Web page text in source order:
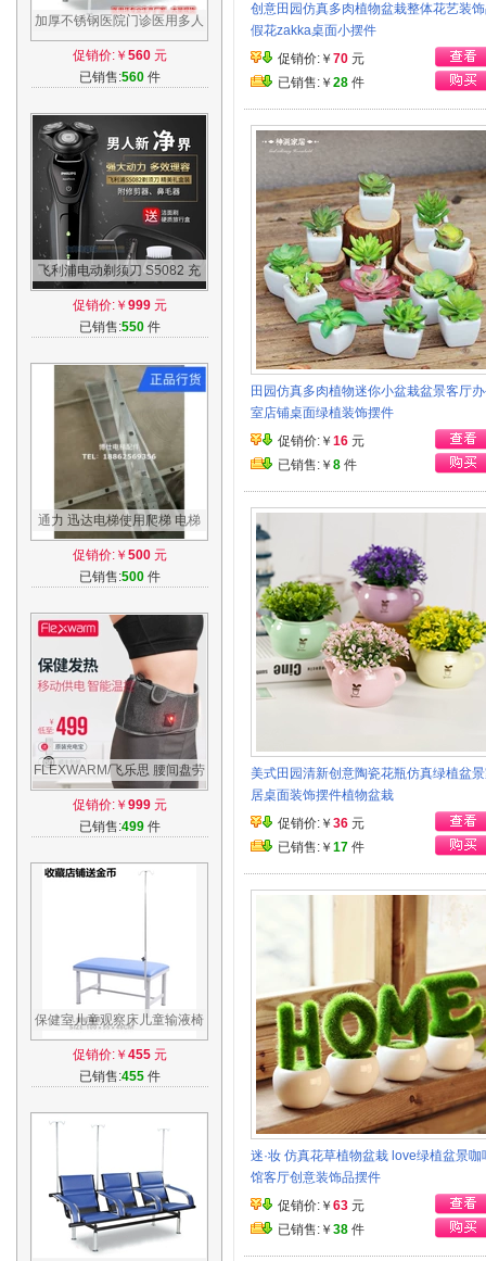
加厚不锈钢医院门诊医用多人
位三人位候诊椅输液椅点滴椅
静点椅
促销价:￥ 560元
已销售:560件
飞利浦电动剃须刀 S5082 充
电式全身水洗男士刮胡刀
S5000含鼻毛器
促销价:￥ 999元
已销售:550件
通力 迅达电梯使用爬梯 电梯
爬梯 电梯配件 井道爬梯 铝合
金爬梯
促销价:￥ 500元
已销售:500件
FLEXWARM/飞乐思 腰间盘劳
损突出 腰疼发热腰带女男 护
腰带保暖
促销价:￥ 999元
已销售:499件
保健室儿童观察床儿童输液椅
点滴椅 吊水椅可当诊查床输液
床
促销价:￥ 455元
已销售:455件
创意田园仿真多肉植物盆栽整体花艺装
假花zakka桌面小摆件
促销价:￥ 70 元
已销售:￥ 28 件
田园仿真多肉植物迷你小盆栽盆景客厅
室店铺桌面绿植装饰摆件
促销价:￥ 16 元
已销售:￥ 8 件
美式田园清新创意陶瓷花瓶仿真绿植盆
居桌面装饰摆件植物盆栽
促销价:￥ 36 元
已销售:￥ 17 件
迷·妆 仿真花草植物盆栽 love绿植盆景咖
馆客厅创意装饰品摆件
促销价:￥ 63 元
已销售:￥ 38 件